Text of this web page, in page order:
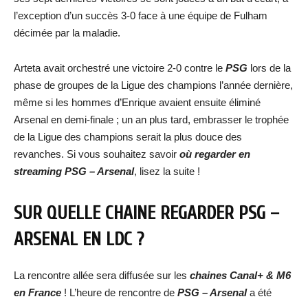
l’exception d’un succès 3-0 face à une équipe de Fulham
décimée par la maladie.
Arteta avait orchestré une victoire 2-0 contre le PSG lors de la
phase de groupes de la Ligue des champions l’année dernière,
même si les hommes d’Enrique avaient ensuite éliminé
Arsenal en demi-finale ; un an plus tard, embrasser le trophée
de la Ligue des champions serait la plus douce des
revanches. Si vous souhaitez savoir où regarder en
streaming PSG – Arsenal, lisez la suite !
SUR QUELLE CHAINE REGARDER PSG –
ARSENAL EN LDC ?
La rencontre allée sera diffusée sur les chaines Canal+ & M6
en France ! L’heure de rencontre de PSG – Arsenala été